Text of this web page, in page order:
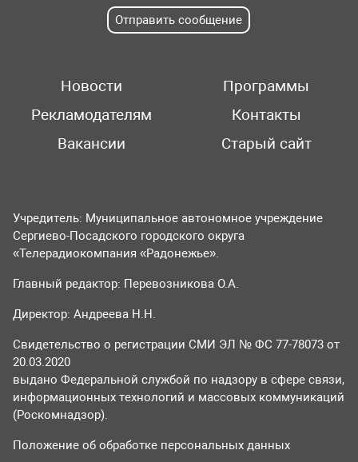
Отправить сообщение
Новости
Программы
Рекламодателям
Контакты
Вакансии
Старый сайт
Учредитель: Муниципальное автономное учреждение
Сергиево-Посадского городского округа
«Телерадиокомпания «Радонежье».
Главный редактор: Перевозникова О.А.
Директор: Андреева Н.Н.
Свидетельство о регистрации СМИ ЭЛ № ФС 77-78073 от
20.03.2020
выдано Федеральной службой по надзору в сфере связи,
информационных технологий и массовых коммуникаций
(Роскомнадзор).
Положение об обработке персональных данных